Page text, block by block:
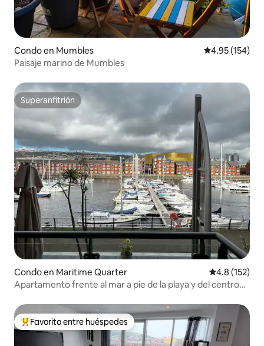
Condo en Mumbles Calificación
4.95 (154)
Paisaje marino de Mumbles
Superanfitrión
Superanfitrión
Condo en Maritime Quarter Calificación
4.8 (152)
Apartamento frente al mar a pie de la playa y del centro
Favorito entre huéspedes preferido
Favorito entre huéspedes